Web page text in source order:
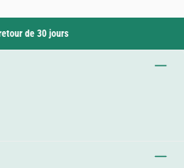
de 30 jours